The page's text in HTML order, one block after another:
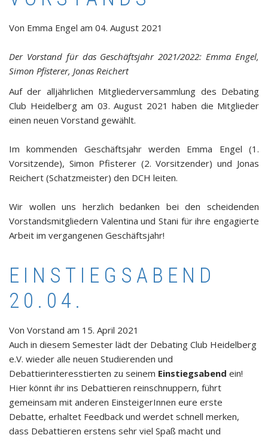
Von Emma Engel am 04. August 2021
Der Vorstand für das Geschäftsjahr 2021/2022: Emma Engel,
Simon Pfisterer, Jonas Reichert
Auf der alljährlichen Mitgliederversammlung des Debating
Club Heidelberg am 03. August 2021 haben die Mitglieder
einen neuen Vorstand gewählt.
Im kommenden Geschäftsjahr werden Emma Engel (1.
Vorsitzende), Simon Pfisterer (2. Vorsitzender) und Jonas
Reichert (Schatzmeister) den DCH leiten.
Wir wollen uns herzlich bedanken bei den scheidenden
Vorstandsmitgliedern Valentina und Stani für ihre engagierte
Arbeit im vergangenen Geschäftsjahr!
EINSTIEGSABEND
20.04.
Von Vorstand am 15. April 2021
Auch in diesem Semester lädt der Debating Club Heidelberg
e.V. wieder alle neuen Studierenden und
Debattierinteresstierten zu seinem Einstiegsabend ein!
Hier könnt ihr ins Debattieren reinschnuppern, führt
gemeinsam mit anderen EinsteigerInnen eure erste
Debatte, erhaltet Feedback und werdet schnell merken,
dass Debattieren erstens sehr viel Spaß macht und